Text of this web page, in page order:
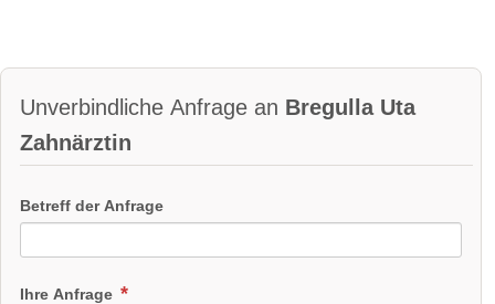
Unverbindliche Anfrage an Bregulla Uta
Zahnärztin
Betreff der Anfrage
Ihre Anfrage